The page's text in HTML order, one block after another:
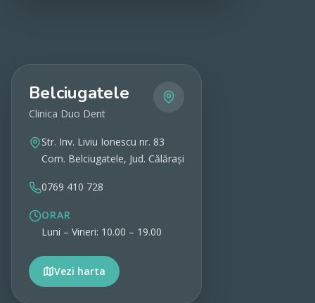
Belciugatele
Clinica Duo Dent
Str. Inv. Liviu Ionescu nr. 83
Com. Belciugatele, Jud. Călărași
0769 410 728
ORAR
Luni – Vineri: 10.00 – 19.00
Vezi harta